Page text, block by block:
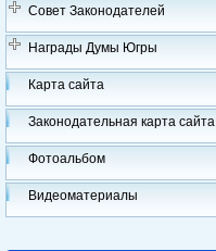
Совет Законодателей
Награды Думы Югры
Карта сайта
Законодательная карта сайта
Фотоальбом
Видеоматериалы